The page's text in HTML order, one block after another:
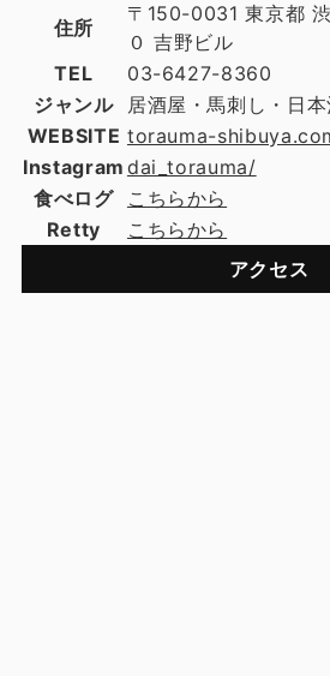
住所
〒150-0031 東京都
０ 吉野ビル
TEL
03-6427-8360
ジャンル
居酒屋・馬刺し・日
WEBSITE torauma-
Instagram dai_torauma/
食べログ
こちらから
Retty
こちらから
アクセス